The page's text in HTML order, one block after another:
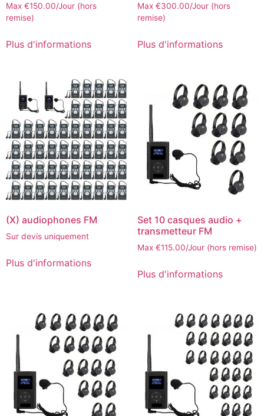
Max €150.00/Jour (hors
remise)
Plus d'informations
Max €300.00/Jour (hors
remise)
Plus d'informations
(X) audiophones FM
Sur devis uniquement
Plus d'informations
Set 10 casques audio +
transmetteur FM
Max €115.00/Jour (hors remise)
Plus d'informations